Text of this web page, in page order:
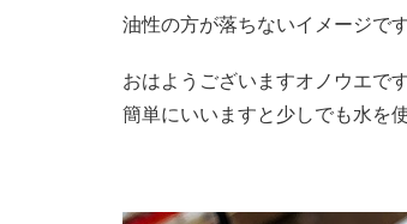
油性の方が落ちないイメージで
おはようございますオノウエです
簡単にいいますと少しでも水を